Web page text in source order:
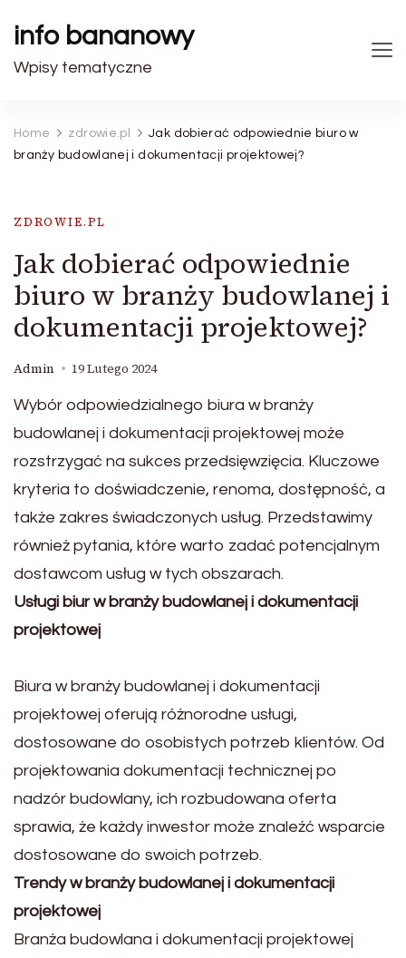
info bananowy
Wpisy tematyczne
Home zdrowie.pl
Jak dobierać odpowiednie biuro w
branży budowlanej i dokumentacji projektowej?
ZDROWIE.PL
Jak dobierać odpowiednie
biuro w branży budowlanej i
dokumentacji projektowej?
Admin 19 Lutego 2024
Wybór odpowiedzialnego biura w branży
budowlanej i dokumentacji projektowej może
rozstrzygać na sukces przedsięwzięcia. Kluczowe
kryteria to doświadczenie, renoma, dostępność, a
także zakres świadczonych usług. Przedstawimy
również pytania, które warto zadać potencjalnym
dostawcom usług w tych obszarach.
Usługi biur w branży budowlanej i dokumentacji
projektowej
Biura w branży budowlanej i dokumentacji
projektowej oferują różnorodne usługi,
dostosowane do osobistych potrzeb klientów. Od
projektowania dokumentacji technicznej po
nadzór budowlany, ich rozbudowana oferta
sprawia, że każdy inwestor może znaleźć wsparcie
dostosowane do swoich potrzeb.
Trendy w branży budowlanej i dokumentacji
projektowej
Branża budowlana i dokumentacji projektowej